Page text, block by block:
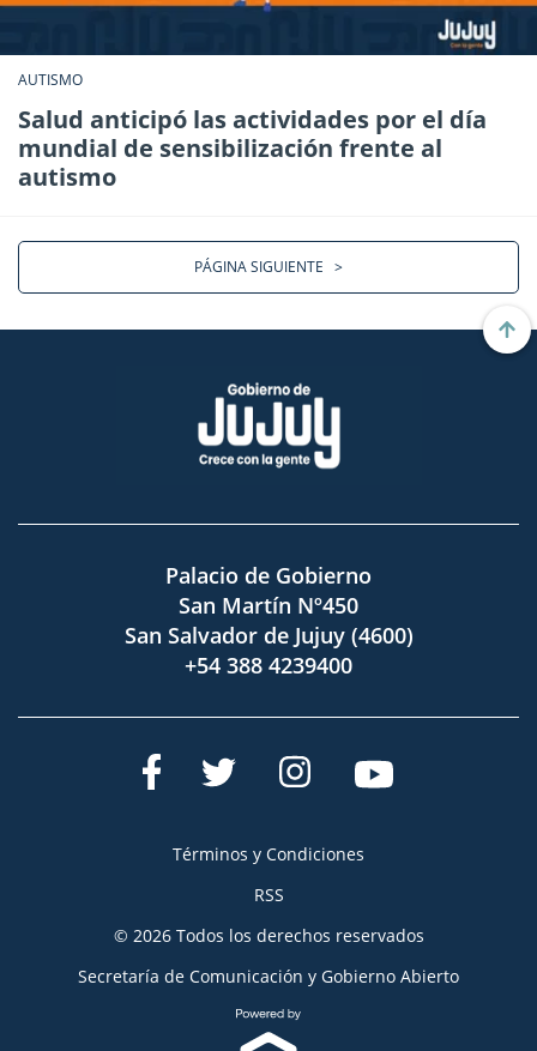
AUTISMO
Salud anticipó las actividades por el día
mundial de sensibilización frente al
autismo
PÁGINA SIGUIENTE >
Palacio de Gobierno
San Martín Nº450
San Salvador de Jujuy (4600)
+54 388 4239400
Términos y Condiciones
RSS
© 2026 Todos los derechos reservados
Secretaría de Comunicación y Gobierno Abierto